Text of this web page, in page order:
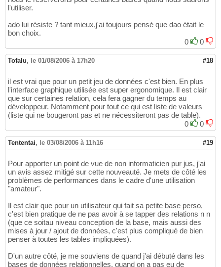
l'utiliser.
ado lui résiste ? tant mieux,j'ai toujours pensé que dao était le
bon choix.
0
0
Tofalu, le 01/08/2006 à 17h20 #18
il est vrai que pour un petit jeu de données c'est bien. En plus
l'interface graphique utilisée est super ergonomique. Il est clair
que sur certaines relation, cela fera gagner du temps au
développeur. Notamment pour tout ce qui est liste de valeurs
(liste qui ne bougeront pas et ne nécessiteront pas de table).
0
0
Tententai, le 03/08/2006 à 11h16 #19
Pour apporter un point de vue de non informaticien pur jus, j'ai
un avis assez mitigé sur cette nouveauté. Je mets de côté les
problèmes de performances dans le cadre d'une utilisation
"amateur".
Il est clair que pour un utilisateur qui fait sa petite base perso,
c'est bien pratique de ne pas avoir à se tapper des relations n n
(que ce soitau niveau conception de la base, mais aussi des
mises à jour / ajout de données, c'est plus compliqué de bien
penser à toutes les tables impliquées).
D'un autre côté, je me souviens de quand j'ai débuté dans les
bases de données relationnelles, quand on a pas eu de